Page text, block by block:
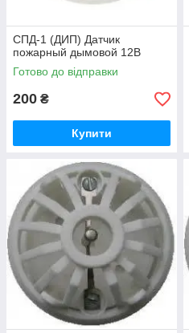
CПД-1 (ДИП) Датчик
пожарный дымовой 12В
Готово до відправки
200 ₴
Купити